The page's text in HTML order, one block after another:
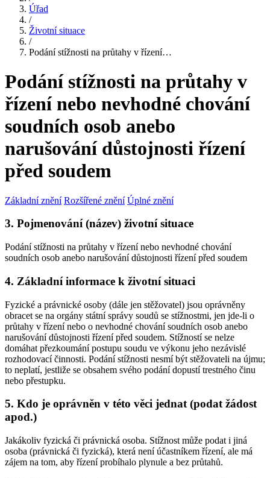
Úřad
/
Životní situace
/
Podání stížnosti na průtahy v řízení…
Podání stížnosti na průtahy v
řízení nebo nevhodné chování
soudních osob anebo
narušování důstojnosti řízení
před soudem
Základní znění Rozšířené znění Úplné znění
3. Pojmenování (název) životní situace
Podání stížnosti na průtahy v řízení nebo nevhodné chování
soudních osob anebo narušování důstojnosti řízení před soudem
4. Základní informace k životní situaci
Fyzické a právnické osoby (dále jen stěžovatel) jsou oprávněny
obracet se na orgány státní správy soudů se stížnostmi, jen jde-li o
průtahy v řízení nebo o nevhodné chování soudních osob anebo
narušování důstojnosti řízení před soudem. Stížností se nelze
domáhat přezkoumání postupu soudu ve výkonu jeho nezávislé
rozhodovací činnosti. Podání stížnosti nesmí být stěžovateli na újmu;
to neplatí, jestliže se obsahem svého podání dopustí trestného činu
nebo přestupku.
5. Kdo je oprávněn v této věci jednat (podat žádost
apod.)
Jakákoliv fyzická či právnická osoba. Stížnost může podat i jiná
osoba (právnická či fyzická), která není účastníkem řízení, ale má
zájem na tom, aby řízení probíhalo plynule a bez průtahů.